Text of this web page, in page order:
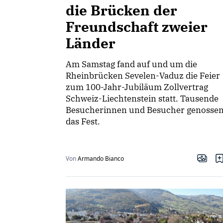
die Brücken der
Freundschaft zweier
Länder
Am Samstag fand auf und um die
Rheinbrücken Sevelen-Vaduz die Feier
zum 100-Jahr-Jubiläum Zollvertrag
Schweiz-Liechtenstein statt. Tausende
Besucherinnen und Besucher
das Fest.
VonArmando Bianco